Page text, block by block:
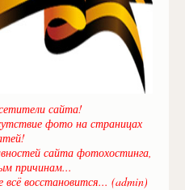
сайта!
фото на страницах
сайта фотохостинга,
причинам...
всё восстановится... (admin)